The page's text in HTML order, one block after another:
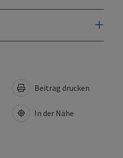
Beitrag drucken
In der Nähe